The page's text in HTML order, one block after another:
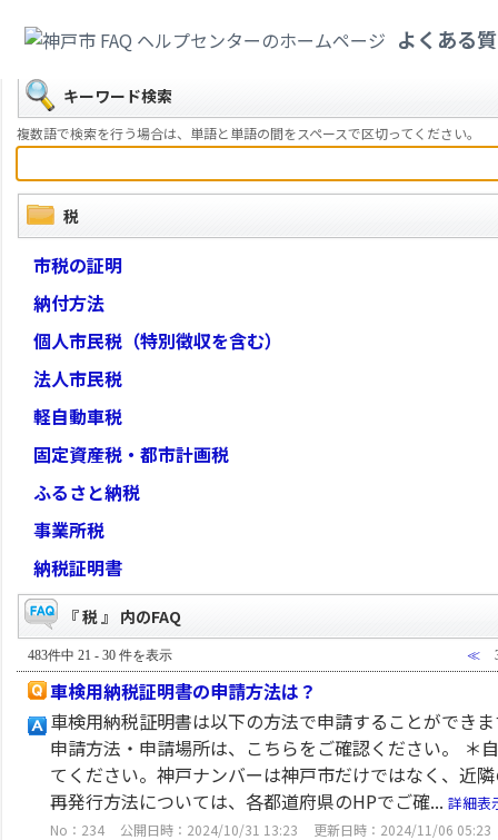
よくある
戻る
キーワード検索
複数語で検索を行う場合は、単語と単語の間をスペースで区切ってください。
税
市税の証明
納付方法
個人市民税（特別徴収を含む）
法人市民税
軽自動車税
固定資産税・都市計画税
ふるさと納税
事業所税
納税証明書
『 税 』 内のFAQ
483件中 21 - 30 件を表示 ≪
車検用納税証明書の申請方法は？
車検用納税証明書は以下の方法で申請することができ
申請方法・申請場所は、こちらをご確認ください。 ＊
てください。神戸ナンバーは神戸市だけではなく、近
再発行方法については、各都道府県のHPでご確... 詳細表
No：234 公開日時：2024/10/31 13:23 更新日時：2024/11/06 05:23